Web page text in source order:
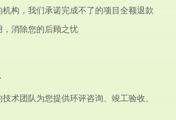
构，我们承诺完成不了的项目全额退款
消除您的后顾之忧
术团队为您提供环评咨询、竣工验收、